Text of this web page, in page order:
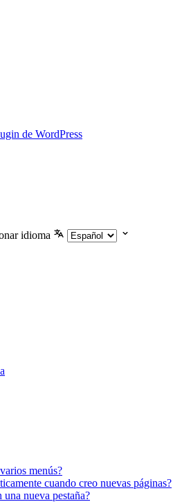
de WordPress
idioma
menús?
cuando creo nuevas páginas?
una nueva pestaña?